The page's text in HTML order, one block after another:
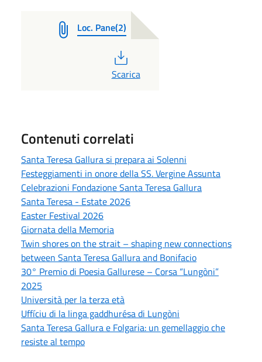
Loc. Pane(2)
PDF
Scarica
Contenuti correlati
Santa Teresa Gallura si prepara ai Solenni
Festeggiamenti in onore della SS. Vergine Assunta
Celebrazioni Fondazione Santa Teresa Gallura
Santa Teresa - Estate 2026
Easter Festival 2026
Giornata della Memoria
Twin shores on the strait – shaping new connections
between Santa Teresa Gallura and Bonifacio
30° Premio di Poesia Gallurese – Corsa “Lungòni”
2025
Università per la terza età
Uffíciu di la linga gaddhurésa di Lungòni
Santa Teresa Gallura e Folgaria: un gemellaggio che
resiste al tempo